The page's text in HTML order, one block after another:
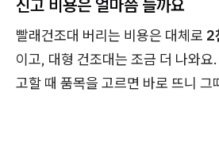
신고 비용은 얼마쯤 들까요
빨래건조대 버리는 비용은 대체로 2
이고, 대형 건조대는 조금 더 나와요
고할 때 품목을 고르면 바로 뜨니 그